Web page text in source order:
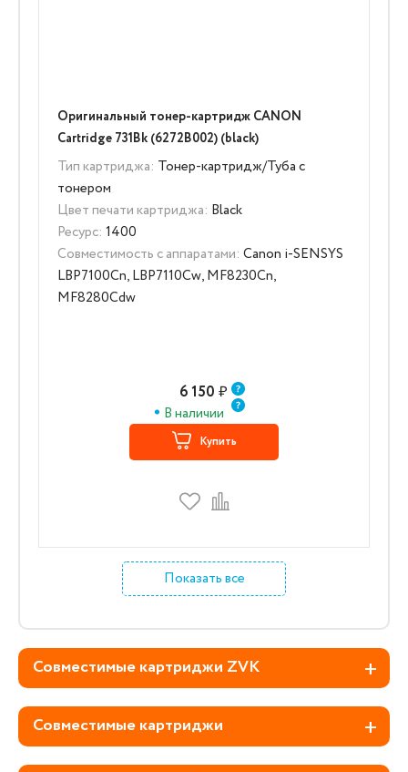
Оригинальный тонер-картридж CANON
Cartridge 731Bk (6272B002) (black)
Тип картриджа: Тонер-картридж/Туба с
тонером
Цвет печати картриджа: Black
Ресурс: 1400
Совместимость с аппаратами: Canon i-SENSYS
LBP7100Cn, LBP7110Cw, MF8230Cn,
MF8280Cdw
6 150 ₽
В наличии
Купить
Показать все
Совместимые картриджи ZVK
Совместимые картриджи